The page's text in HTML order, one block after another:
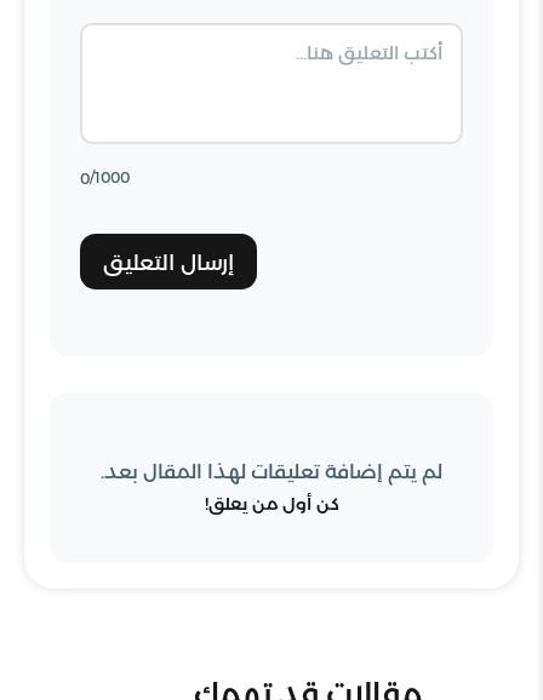
التعليق
0/1000
إرسال التعليق
لم يتم إضافة تعليقات لهذا المقال بعد.
كن أول من يعلق!